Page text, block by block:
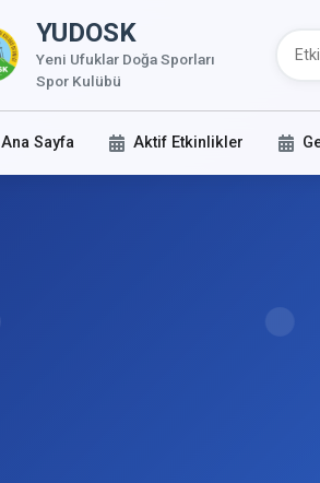
YUDOSK
Yeni Ufuklar Doğa Sporları
Spor Kulübü
Ana Sayfa Aktif Etkinlikler